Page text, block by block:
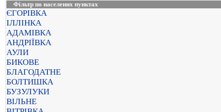
Фільтр по населених пунктах
ЄГОРІВКА
ІЛЛІНКА
АДАМІВКА
АНДРІЇВКА
АУЛИ
БИКОВЕ
БЛАГОДАТНЕ
БОЛТИШКА
БУЗУЛУКИ
ВІЛЬНЕ